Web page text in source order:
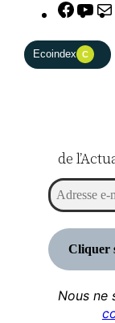
Ecoindex C
de
Nous ne